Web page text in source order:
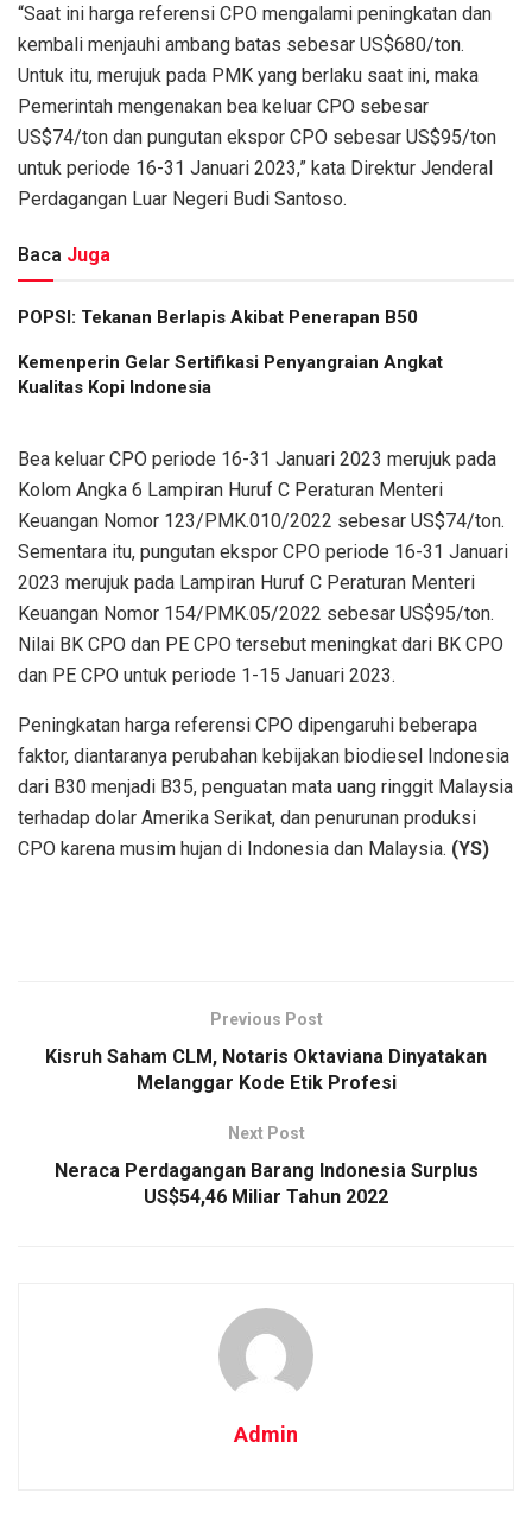
“Saat ini harga referensi CPO mengalami peningkatan dan
kembali menjauhi ambang batas sebesar US$680/ton.
Untuk itu, merujuk pada PMK yang berlaku saat ini, maka
Pemerintah mengenakan bea keluar CPO sebesar
US$74/ton dan pungutan ekspor CPO sebesar US$95/ton
untuk periode 16-31 Januari 2023,” kata Direktur Jenderal
Perdagangan Luar Negeri Budi Santoso.
Baca Juga
POPSI: Tekanan Berlapis Akibat Penerapan B50
Kemenperin Gelar Sertifikasi Penyangraian Angkat
Kualitas Kopi Indonesia
Bea keluar CPO periode 16-31 Januari 2023 merujuk pada
Kolom Angka 6 Lampiran Huruf C Peraturan Menteri
Keuangan Nomor 123/PMK.010/2022 sebesar US$74/ton.
Sementara itu, pungutan ekspor CPO periode 16-31 Januari
2023 merujuk pada Lampiran Huruf C Peraturan Menteri
Keuangan Nomor 154/PMK.05/2022 sebesar US$95/ton.
Nilai BK CPO dan PE CPO tersebut meningkat dari BK CPO
dan PE CPO untuk periode 1-15 Januari 2023.
Peningkatan harga referensi CPO dipengaruhi beberapa
faktor, diantaranya perubahan kebijakan biodiesel Indonesia
dari B30 menjadi B35, penguatan mata uang ringgit Malaysia
terhadap dolar Amerika Serikat, dan penurunan produksi
CPO karena musim hujan di Indonesia dan Malaysia. (YS)
Previous Post
Kisruh Saham CLM, Notaris Oktaviana Dinyatakan
Melanggar Kode Etik Profesi
Next Post
Neraca Perdagangan Barang Indonesia Surplus
US$54,46 Miliar Tahun 2022
Admin